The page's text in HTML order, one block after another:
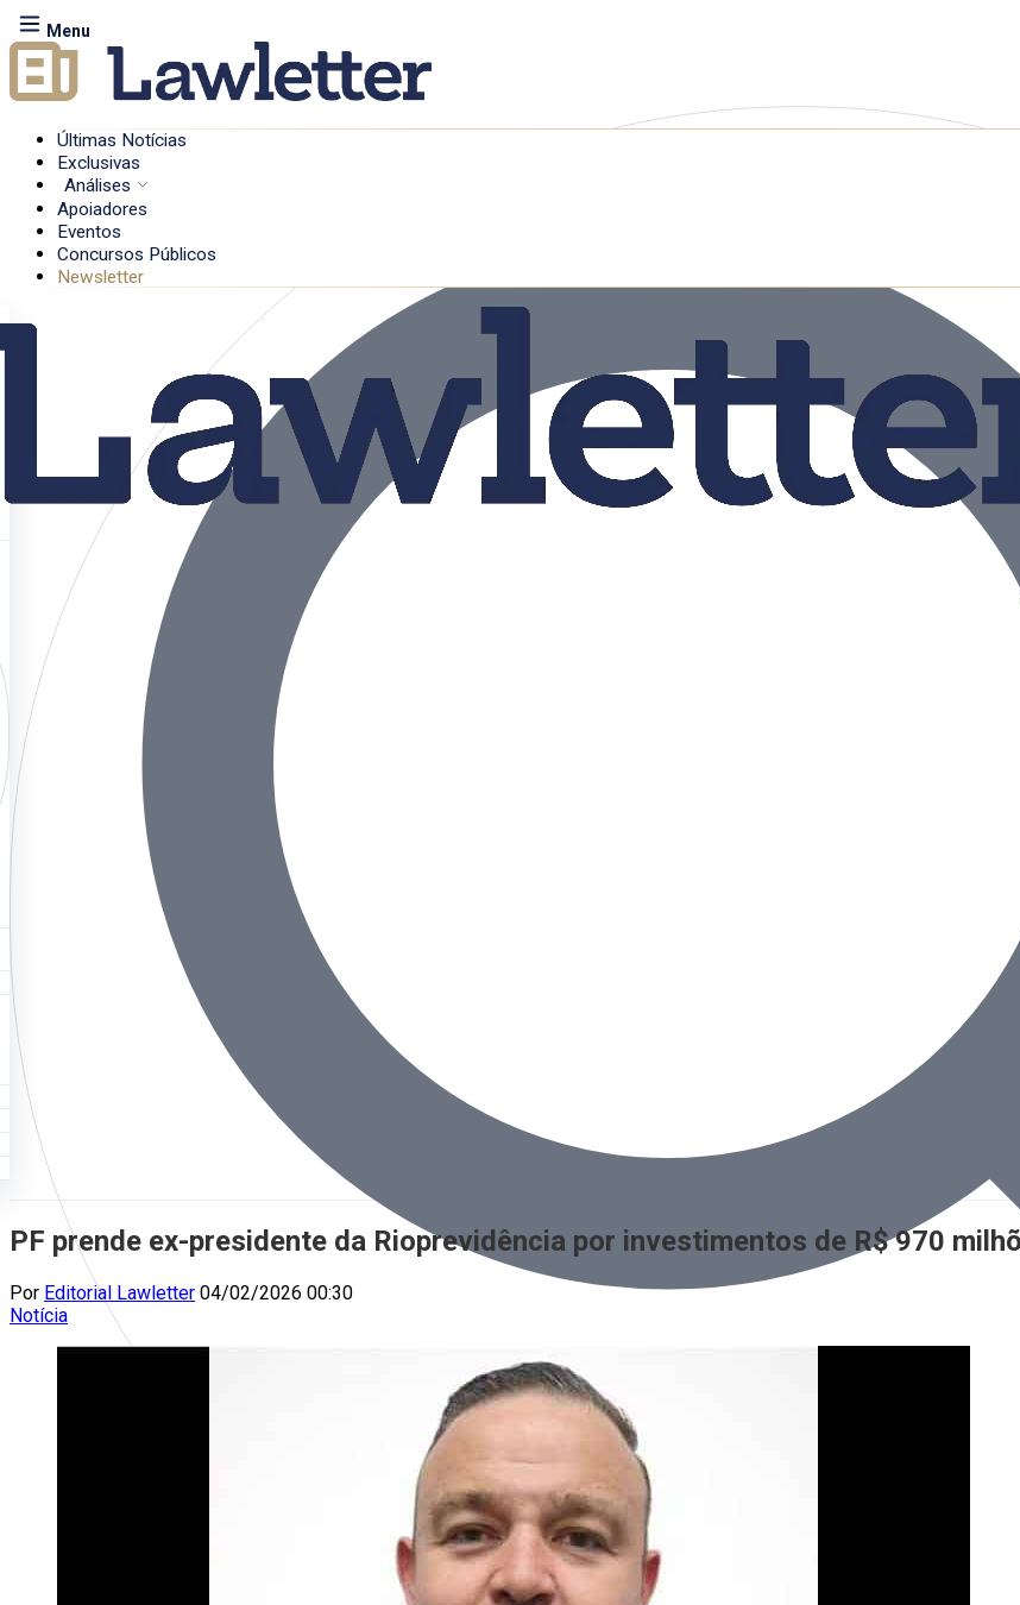
Menu
Últimas Notícias
Exclusivas
Análises
Apoiadores
Eventos
Concursos Públicos
Newsletter
PF prende ex-presidente da Rioprevidência por investimentos de R$ 970
Por Editorial Lawletter 04/02/2026 00:30
Notícia